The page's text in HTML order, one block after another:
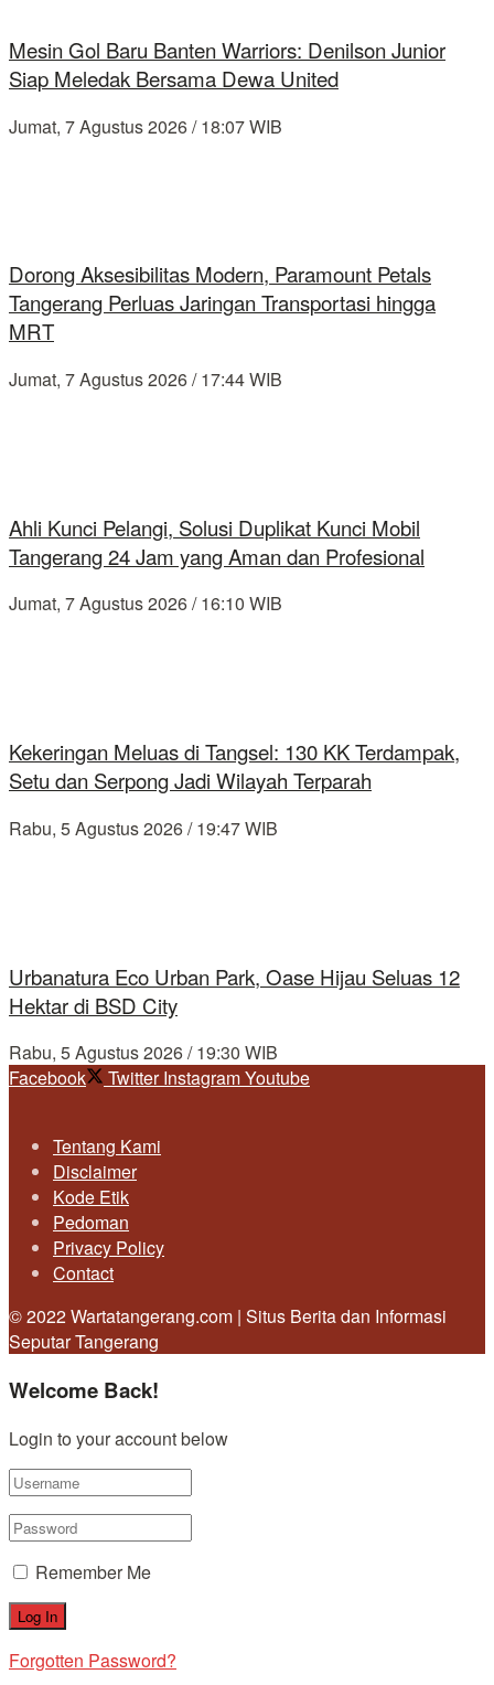
Mesin Gol Baru Banten Warriors: Denilson Junior
Siap Meledak Bersama Dewa United
Jumat, 7 Agustus 2026 / 18:07 WIB
Dorong Aksesibilitas Modern, Paramount Petals
Tangerang Perluas Jaringan Transportasi hingga
MRT
Jumat, 7 Agustus 2026 / 17:44 WIB
Ahli Kunci Pelangi, Solusi Duplikat Kunci Mobil
Tangerang 24 Jam yang Aman dan Profesional
Jumat, 7 Agustus 2026 / 16:10 WIB
Kekeringan Meluas di Tangsel: 130 KK Terdampak,
Setu dan Serpong Jadi Wilayah Terparah
Rabu, 5 Agustus 2026 / 19:47 WIB
Urbanatura Eco Urban Park, Oase Hijau Seluas 12
Hektar di BSD City
Rabu, 5 Agustus 2026 / 19:30 WIB
Facebook
Twitter InstagramYoutube
Tentang Kami
Disclaimer
Kode Etik
Pedoman
Privacy Policy
Contact
© 2022 Wartatangerang.com | Situs Berita dan Informasi
Seputar Tangerang
Welcome Back!
Login to your account below
Remember Me
Forgotten Password?